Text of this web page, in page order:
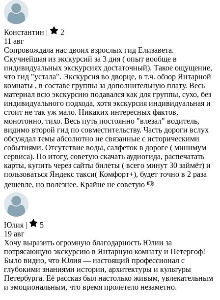
Константин |
2
11 авг
Сопровождала нас двоих взрослых гид Елизавета.
Скучнейшая из экскурсий за 3 дня ( опыт вообще в
индивидуальных экскурсиях достаточный). Такое ощущение,
что гид "устала". Экскурсия во дворце, в т.ч. обзор Янтарной
комнаты , в составе группы за дополнительную плату. Весь
материал всю экскурсию подавался как для группы, сухо, без
индивидуального подхода, хотя экскурсия индивидуальная и
стоит не так уж мало. Никаких интересных фактов,
монотонно, тихо. Весь путь постоянно "влезал" водитель,
видимо второй гид по совместительству. Часть дороги вслух
обсуждал темы абсолютно не связанные с историческими
событиями. Отсутствие воды, салфеток в дороге ( минимум
сервиса). По итогу, советую скачать аудиогида, распечатать
карты, купить через сайты билеты ( всего минут 30 займёт) и
пользоваться Яндекс такси( Комфорт+), будет точно в 2 раза
дешевле, но полезнее. Крайне не советую 👎
Юлия |
5
19 авг
Хочу выразить огромную благодарность Юлии за
потрясающую экскурсию в Янтарную комнату и Петергоф!
Было видно, что Юлия — настоящий профессионал с
глубокими знаниями истории, архитектуры и культуры
Петербурга. Её рассказ был настолько живым, увлекательным
и эмоциональным, что время пролетело незаметно.